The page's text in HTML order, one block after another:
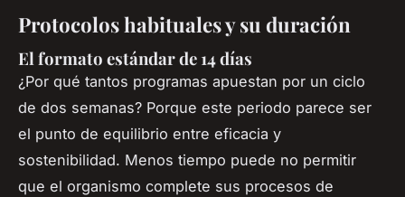
Protocolos habituales y su duración
El formato estándar de 14 días
¿Por qué tantos programas apuestan por un ciclo
de dos semanas? Porque este periodo parece ser
el punto de equilibrio entre eficacia y
sostenibilidad. Menos tiempo puede no permitir
que el organismo complete sus procesos de